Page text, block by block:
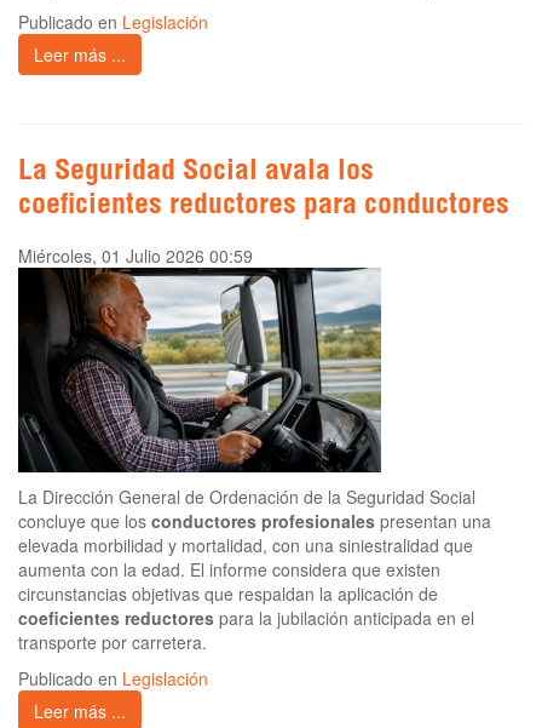
Publicado en Legislación
Leer más ...
La Seguridad Social avala los
coeficientes reductores para conductores
Miércoles, 01 Julio 2026 00:59
La Dirección General de Ordenación de la Seguridad Social
concluye que los conductores profesionales presentan una
elevada morbilidad y mortalidad, con una siniestralidad que
aumenta con la edad. El informe considera que existen
circunstancias objetivas que respaldan la aplicación de
coeficientes reductores para la jubilación anticipada en el
transporte por carretera.
Publicado en Legislación
Leer más ...